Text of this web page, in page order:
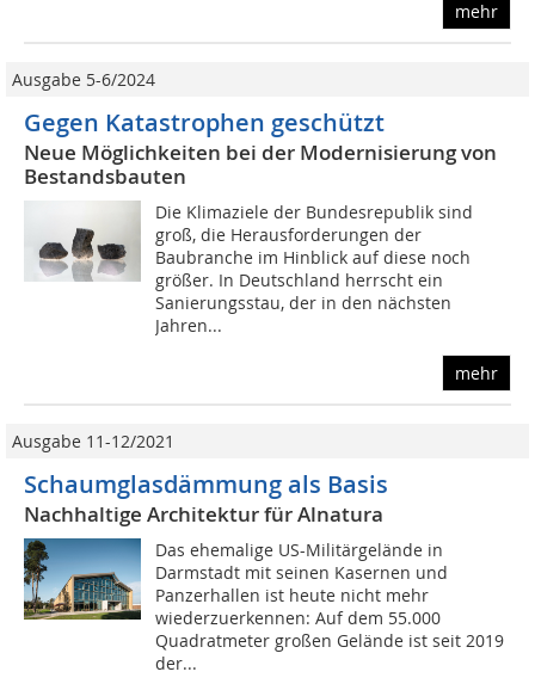
mehr
Ausgabe 5-6/2024
Gegen Katastrophen geschützt
Neue Möglichkeiten bei der Modernisierung von
Bestandsbauten
Die Klimaziele der Bundesrepublik sind
groß, die Herausforderungen der
Baubranche im Hinblick auf diese noch
größer. In Deutschland herrscht ein
Sanierungsstau, der in den nächsten
Jahren...
mehr
Ausgabe 11-12/2021
Schaumglasdämmung als Basis
Nachhaltige Architektur für Alnatura
Das ehemalige US-Militärgelände in
Darmstadt mit seinen Kasernen und
Panzerhallen ist heute nicht mehr
wiederzuerkennen: Auf dem 55.000
Quadratmeter großen Gelände ist seit 2019
der...